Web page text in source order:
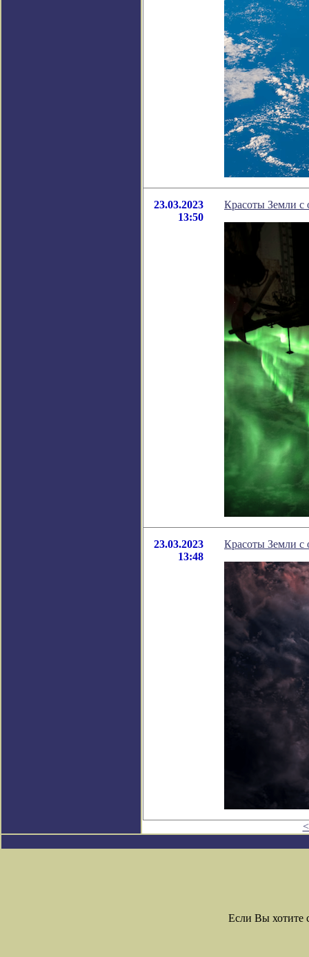
23.03.2023
13:50
Красоты Земли с
23.03.2023
13:48
Красоты Земли с
Если Вы хотите